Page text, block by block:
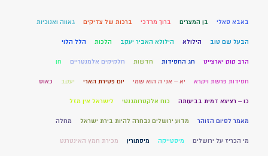
באבא סאלי בן המצרים ברוך מרדכי ברכות של צדיקים גאווה ואנוכיות
הבעל שם טוב הילולא הילולא האביר יעקב הלכות הלל הלוי
הרב קוק יארצייט חג החסידות חדשות חלקיקים אלמנטריים חן
חסידות פרשת ויקרא יא – אני ה הוא שמי יום פטירת הארי יעקב כאוס
כו – רציצא דמית בביעותה כוח אלקטרומגנטי לישראל אין מזל
מאמר לסיום הזוהר מדוע ירושלים נבחרה להיות בירת ישראל מחלה
מי הכריז על ירושלים מיסטייקה מיסתורין מכירת חמץ האינטרנט